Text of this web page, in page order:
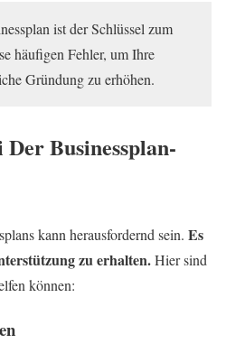
ist der Schlüssel zum
häufigen Fehler, um Ihre
Gründung zu erhöhen.
Businessplan-
kann herausfordernd sein. Es
zu erhalten.Hier sind
können: